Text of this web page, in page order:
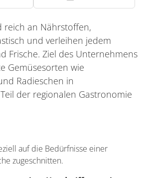
reich an Nährstoffen,
und verleihen jedem
Frische. Ziel des Unternehmens
Gemüsesorten wie
Radieschen in
der regionalen Gastronomie
auf die Bedürfnisse einer
zugeschnitten.